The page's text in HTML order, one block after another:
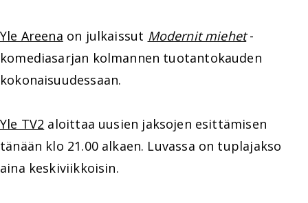
Yle Areena on julkaissut Modernit miehet-
komediasarjan kolmannen tuotantokauden
kokonaisuudessaan.
Yle TV2 aloittaa uusien jaksojen esittämisen
tänään klo 21.00 alkaen. Luvassa on tuplajakso
aina keskiviikkoisin.